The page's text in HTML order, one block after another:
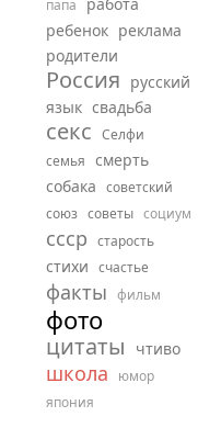
папа
ребенок реклама
родители
Россия русский
язык свадьба
секс Селфи
семья смерть
собака советский
союз советы социум
ссср старость
стихи счастье
факты фильм
фото
цитаты чтиво
школа
юмор
япония